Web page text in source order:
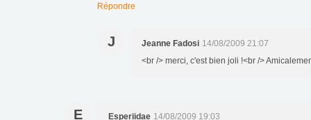
Répondre
J Jeanne Fadosi 14/08/2009 21:07
<br /> merci, c'est bien joli !<br />
E Esperiidae 14/08/2009 19:03